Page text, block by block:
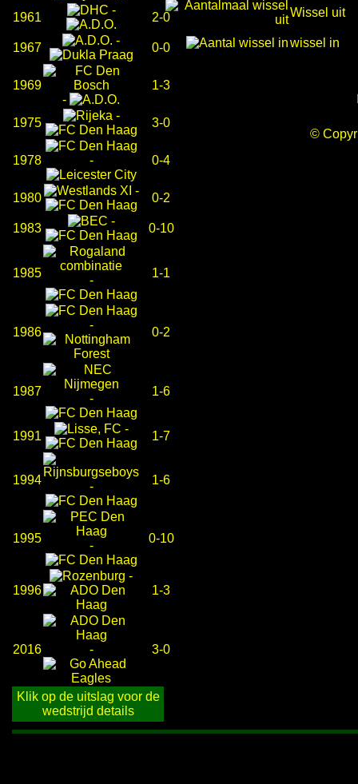
1961
-
2-0
1967
-
0-0
1969
-
1-3
1975
-
3-0
1978 - 0-4
1980
-
0-2
1983
-
0-10
1985
-
1-1
1986
-
0-2
1987
-
1-6
1991
-
1-7
1994 - 1-6
1995
-
0-10
1996
-
1-3
2016 - 3-0
Klik op de uitslag voor de
wedstrijd details
Wissel uit
wissel in
©